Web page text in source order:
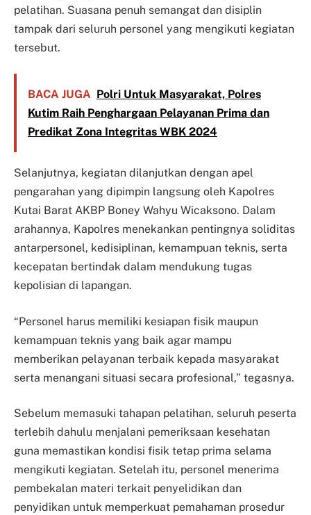
pelatihan. Suasana penuh semangat dan disiplin
tampak dari seluruh personel yang mengikuti kegiatan
tersebut.
BACA JUGA Polri Untuk Masyarakat, Polres
Kutim Raih Penghargaan Pelayanan Prima dan
Predikat Zona Integritas WBK 2024
Selanjutnya, kegiatan dilanjutkan dengan apel
pengarahan yang dipimpin langsung oleh Kapolres
Kutai Barat AKBP Boney Wahyu Wicaksono. Dalam
arahannya, Kapolres menekankan pentingnya soliditas
antarpersonel, kedisiplinan, kemampuan teknis, serta
kecepatan bertindak dalam mendukung tugas
kepolisian di lapangan.
“Personel harus memiliki kesiapan fisik maupun
kemampuan teknis yang baik agar mampu
memberikan pelayanan terbaik kepada masyarakat
serta menangani situasi secara profesional,” tegasnya.
Sebelum memasuki tahapan pelatihan, seluruh peserta
terlebih dahulu menjalani pemeriksaan kesehatan
guna memastikan kondisi fisik tetap prima selama
mengikuti kegiatan. Setelah itu, personel menerima
pembekalan materi terkait penyelidikan dan
penyidikan untuk memperkuat pemahaman prosedur